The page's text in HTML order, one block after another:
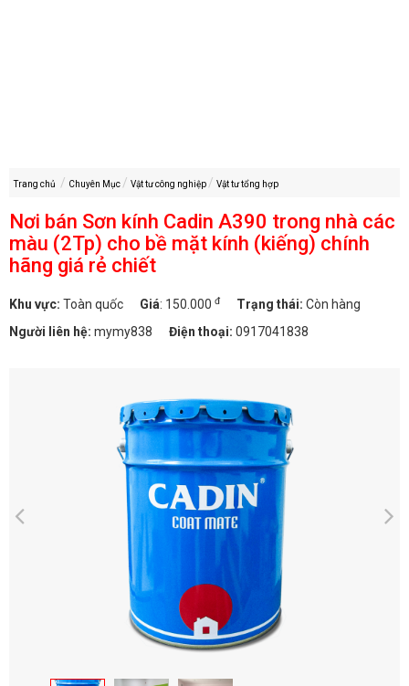
Trang chủ Chuyên Mục Vật tư công nghiệp Vật tư tổng hợp
Nơi bán Sơn kính Cadin A390 trong nhà các
màu (2Tp) cho bề mặt kính (kiếng) chính
hãng giá rẻ chiết
Khu vực: Toàn quốc Giá: 150.000 đ Trạng thái: Còn hàng
Người liên hệ: mymy838 Điện thoại: 0917041838